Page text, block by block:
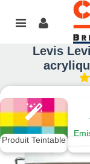
Levis
Produit Teintable